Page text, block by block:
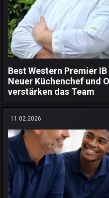
Best Western Premier
Neuer Küchenchef und
verstärken das Team
11.02.2026